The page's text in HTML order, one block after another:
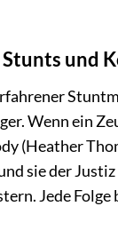
und
Wenn ein
(Heather
sie der
Jede